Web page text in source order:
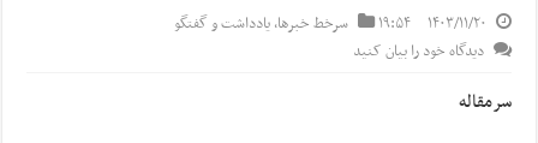
۱۴۰۳/۱۱/۲۰ ۱۹:۵۴ سرخط خبرها,یادداشت و گفتگو
دیدگاه خود را بیان کنید
سرمقاله